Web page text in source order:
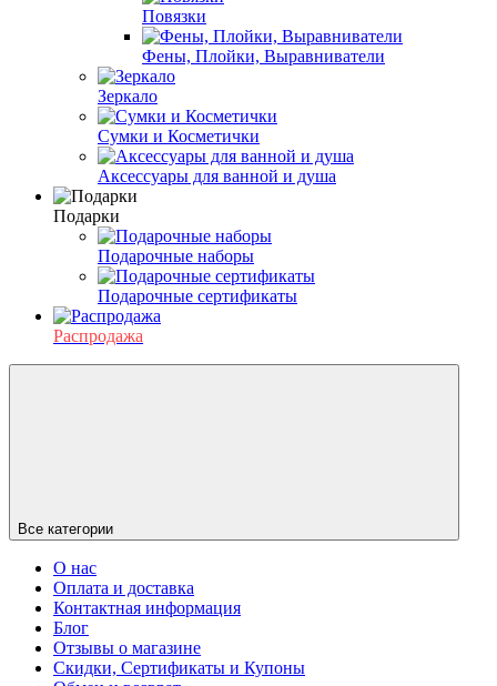
Повязки
Фены, Плойки, Выравниватели
Зеркало
Сумки и Косметички
Аксессуары для ванной и душа
Подарки
Подарочные наборы
Подарочные сертификаты
Распродажа
Все категории
О нас
Оплата и доставка
Контактная информация
Блог
Отзывы о магазине
Скидки, Сертификаты и Купоны